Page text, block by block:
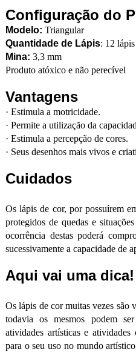
Configuração do
Modelo: Triangular
Quantidade de Lápis: 12
Mina: 3,3 mm
Produto atóxico e não perecível
Vantagens
· Estimula a motricidade.
· Permite a utilização da
· Estimula a percepção de cores.
· Seus desenhos mais vivos e
Cuidados
Os lápis de cor, por possuírem
protegidos de quedas e
ocorrência destas poderá
sucessivamente a capacidade de
Aqui vai uma dica!
Os lápis de cor muitas vezes são
todavia os mesmos podem
atividades artísticas e
para o seu uso no mundo